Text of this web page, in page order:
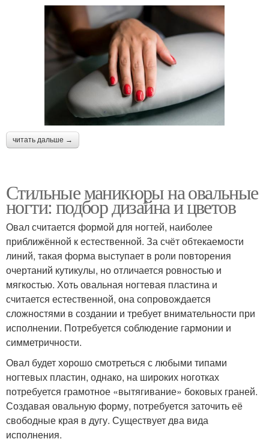
читать дальше →
Стильные маникюры на овальные
ногти: подбор дизайна и цветов
Овал считается формой для ногтей, наиболее
приближённой к естественной. За счёт обтекаемости
линий, такая форма выступает в роли повторения
очертаний кутикулы, но отличается ровностью и
мягкостью. Хоть овальная ногтевая пластина и
считается естественной, она сопровождается
сложностями в создании и требует внимательности при
исполнении. Потребуется соблюдение гармонии и
симметричности.
Овал будет хорошо смотреться с любыми типами
ногтевых пластин, однако, на широких ноготках
потребуется грамотное «вытягивание» боковых граней.
Создавая овальную форму, потребуется заточить её
свободные края в дугу. Существует два вида
исполнения.